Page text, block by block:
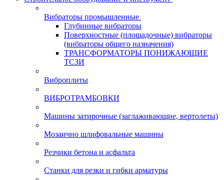
Вибраторы промышленные
Глубинные вибраторы
Поверхностные (площадочные) вибраторы
(вибраторы общего назначения)
ТРАНСФОРМАТОРЫ ПОНИЖАЮЩИЕ
ТСЗИ
Виброплиты
ВИБРОТРАМБОВКИ
Машины затирочные (заглаживающие, вертолеты)
Мозаично шлифовальные машины
Резчики бетона и асфальта
Станки для резки и гибки арматуры